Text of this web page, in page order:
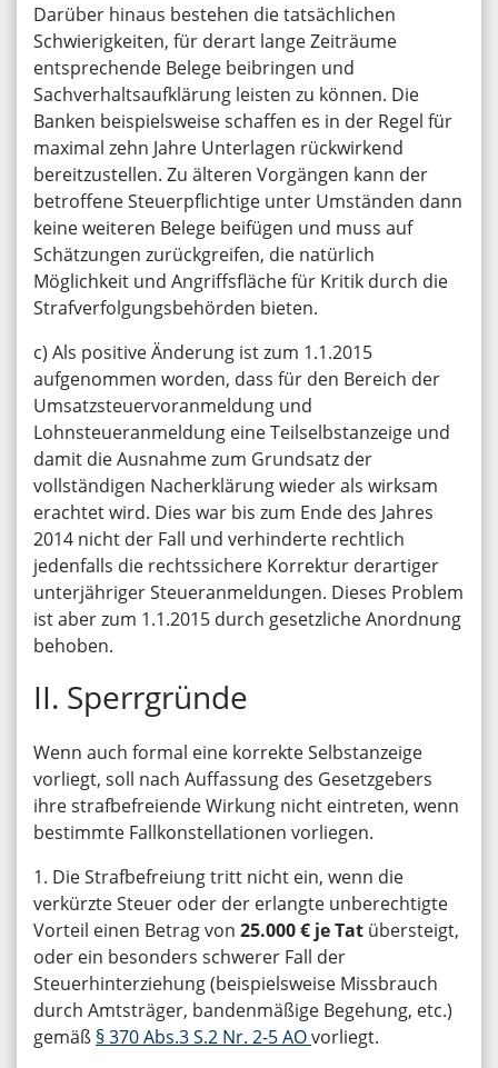
Darüber hinaus bestehen die tatsächlichen
Schwierigkeiten, für derart lange Zeiträume
entsprechende Belege beibringen und
Sachverhaltsaufklärung leisten zu können. Die
Banken beispielsweise schaffen es in der Regel für
maximal zehn Jahre Unterlagen rückwirkend
bereitzustellen. Zu älteren Vorgängen kann der
betroffene Steuerpflichtige unter Umständen dann
keine weiteren Belege beifügen und muss auf
Schätzungen zurückgreifen, die natürlich
Möglichkeit und Angriffsfläche für Kritik durch die
Strafverfolgungsbehörden bieten.
c) Als positive Änderung ist zum 1.1.2015
aufgenommen worden, dass für den Bereich der
Umsatzsteuervoranmeldung und
Lohnsteueranmeldung eine Teilselbstanzeige und
damit die Ausnahme zum Grundsatz der
vollständigen Nacherklärung wieder als wirksam
erachtet wird. Dies war bis zum Ende des Jahres
2014 nicht der Fall und verhinderte rechtlich
jedenfalls die rechtssichere Korrektur derartiger
unterjähriger Steueranmeldungen. Dieses Problem
ist aber zum 1.1.2015 durch gesetzliche Anordnung
behoben.
II. Sperrgründe
Wenn auch formal eine korrekte Selbstanzeige
vorliegt, soll nach Auffassung des Gesetzgebers
ihre strafbefreiende Wirkung nicht eintreten, wenn
bestimmte Fallkonstellationen vorliegen.
1. Die Strafbefreiung tritt nicht ein, wenn die
verkürzte Steuer oder der erlangte unberechtigte
Vorteil einen Betrag von 25.000 € je Tat übersteigt,
oder ein besonders schwerer Fall der
Steuerhinterziehung (beispielsweise Missbrauch
durch Amtsträger, bandenmäßige Begehung, etc.)
gemäß § 370 Abs.3 S.2 Nr. 2-5 AOvorliegt.